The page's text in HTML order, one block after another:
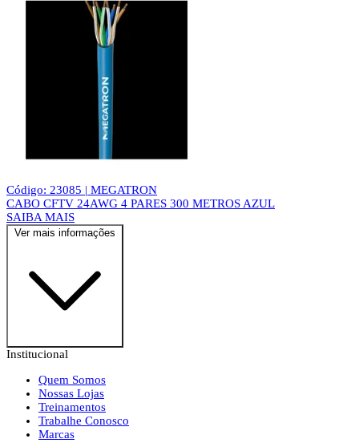
Código: 23085 | MEGATRON
CABO CFTV 24AWG 4 PARES 300 METROS AZUL
SAIBA MAIS
Ver mais informações
Institucional
Quem Somos
Nossas Lojas
Treinamentos
Trabalhe Conosco
Marcas